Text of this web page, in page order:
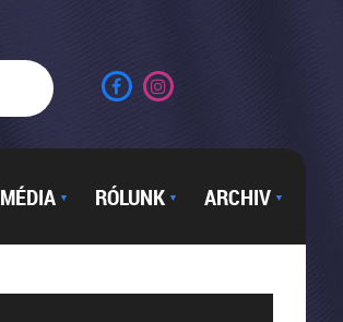
MÉDIA ▼ RÓLUNK ▼ ARCHIV ▼